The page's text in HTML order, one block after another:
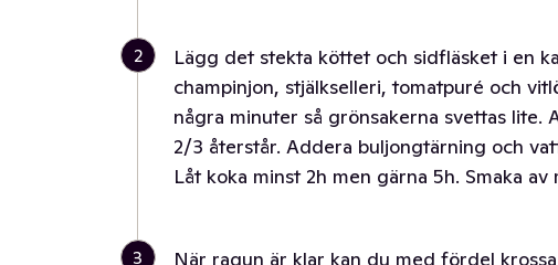
2
Lägg det stekta köttet och sidfläsket i en
champinjon, stjälkselleri, tomatpuré och
några minuter så grönsakerna svettas
2/3 återstår. Addera buljongtärning och
Låt koka minst 2h men gärna 5h. Smaka
3
När ragun är klar kan du med fördel